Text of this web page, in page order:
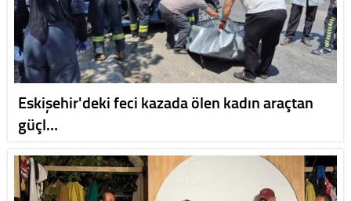
Eskişehir'deki feci kazada ölen kadın araçtan
güçl…